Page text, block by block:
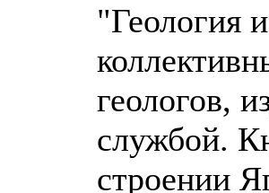
"Геология
геологов,
службой.
строении